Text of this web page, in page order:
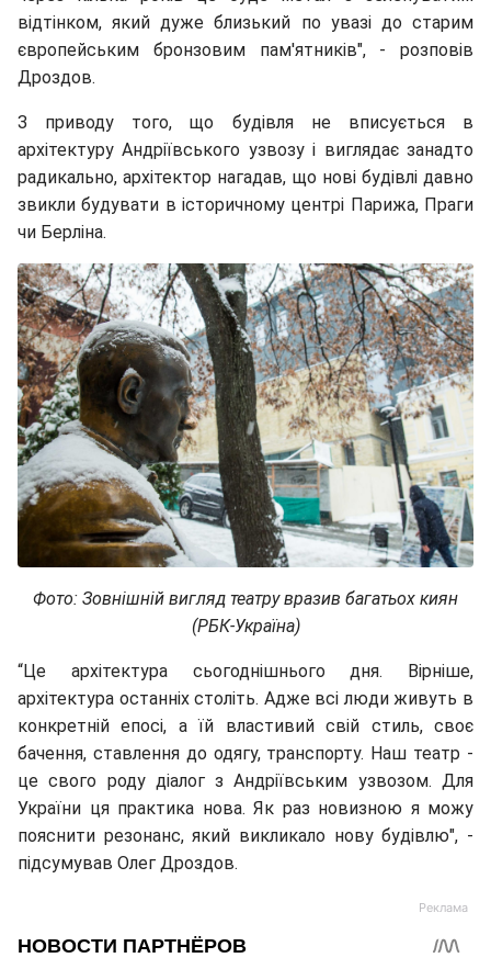
відтінком, який дуже близький по увазі до старим
європейським бронзовим пам'ятників", - розповів
Дроздов.
З приводу того, що будівля не вписується в
архітектуру Андріївського узвозу і виглядає занадто
радикально, архітектор нагадав, що нові будівлі давно
звикли будувати в історичному центрі Парижа, Праги
чи Берліна.
Фото: Зовнішній вигляд театру вразив багатьох киян
(РБК-Україна)
“Це архітектура сьогоднішнього дня. Вірніше,
архітектура останніх століть. Адже всі люди живуть в
конкретній епосі, а їй властивий свій стиль, своє
бачення, ставлення до одягу, транспорту. Наш театр -
це свого роду діалог з Андріївським узвозом. Для
України ця практика нова. Як раз новизною я можу
пояснити резонанс, який викликало нову будівлю", -
підсумував Олег Дроздов.